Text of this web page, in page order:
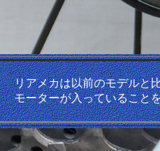
リアメカは以前のモデルと
モーターが入っていること